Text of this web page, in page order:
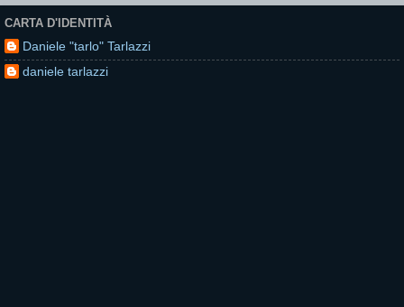
CARTA D'IDENTITÀ
Daniele "tarlo" Tarlazzi
daniele tarlazzi